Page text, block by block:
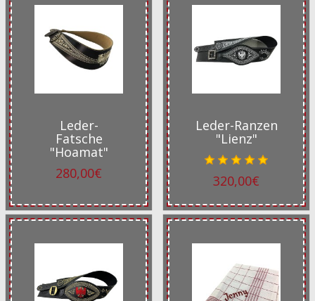
Leder-
Fatsche
"Hoamat"
280,00€
Leder-Ranzen
"Lienz"
320,00€